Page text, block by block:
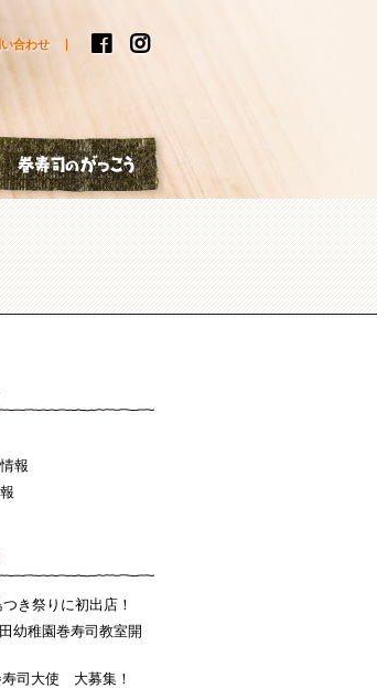
合わせ
いしい巻寿司の作り方
報
き祭りに初出店！
幼稚園巻寿司教室開
寿司大使 大募集！